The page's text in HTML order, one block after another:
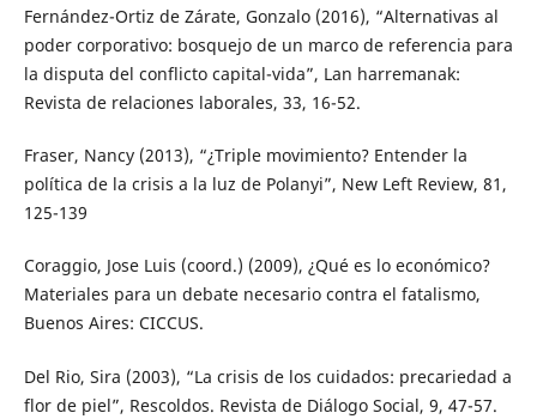
Fernández-Ortiz de Zárate, Gonzalo (2016), “Alternativas al
poder corporativo: bosquejo de un marco de referencia para
la disputa del conflicto capital-vida”, Lan harremanak:
Revista de relaciones laborales, 33, 16-52.
Fraser, Nancy (2013), “¿Triple movimiento? Entender la
política de la crisis a la luz de Polanyi”, New Left Review, 81,
125-139
Coraggio, Jose Luis (coord.) (2009), ¿Qué es lo económico?
Materiales para un debate necesario contra el fatalismo,
Buenos Aires: CICCUS.
Del Rio, Sira (2003), “La crisis de los cuidados: precariedad a
flor de piel”, Rescoldos. Revista de Diálogo Social, 9, 47-57.